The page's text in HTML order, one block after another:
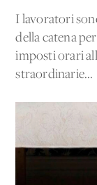
I lavoratori
della catena
imposti orari
straordinarie...